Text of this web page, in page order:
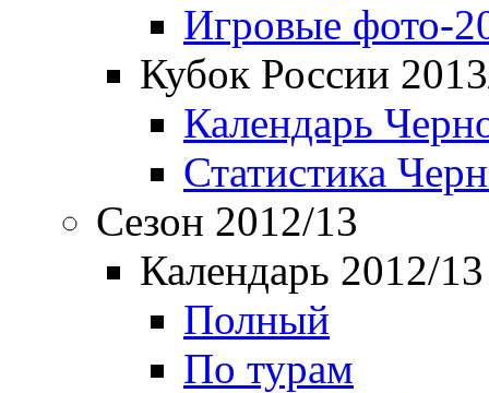
Игровые фото-
Кубок России
Календарь
Статистика
Сезон 2012/13
Календарь 2012/13
Полный
По турам